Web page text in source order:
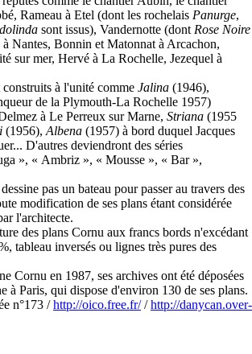
Rameau à Etel (dont les rochelais Panurge,
sont issus), Vandernotte (dont Rose Noire
Nantes, Bonnin et Matonnat à Arcachon,
sur mer, Hervé à La Rochelle, Jezequel à
à l'unité comme Jalina (1946),
de la Plymouth-La Rochelle 1957)
à Le Perreux sur Marne, Striana (1955
(1956), Albena (1957) à bord duquel Jacques
D'autres deviendront des séries
», « Ambriz », « Mousse », « Bar »,
pas un bateau pour passer au travers des
modification de ses plans étant considérée
l'architecte.
des plans Cornu aux francs bords n'excédant
tableau inversés ou lignes très pures des
Cornu en 1987, ses archives ont été déposées
à Paris, qui dispose d'environ 130 de ses plans.
n°173 /http://oico.free.fr//http://danycan.over-